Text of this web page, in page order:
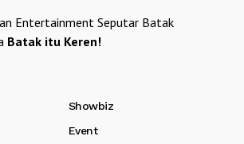
Entertainment Seputar Batak
Batak itu Keren!
Showbiz
Event